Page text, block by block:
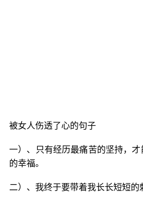
被女人伤透了心的句子
一）、只有经历最痛苦的坚持，
的幸福。
二）、我终于要带着我长长短短的